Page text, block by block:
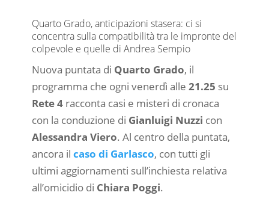
Quarto Grado, anticipazioni stasera: ci si
concentra sulla compatibilità tra le impronte del
colpevole e quelle di Andrea Sempio
Nuova puntata di Quarto Grado, il
programma che ogni venerdì alle 21.25 su
Rete 4 racconta casi e misteri di cronaca
con la conduzione di Gianluigi Nuzzi con
Alessandra Viero. Al centro della puntata,
ancora il caso di Garlasco, con tutti gli
ultimi aggiornamenti sull’inchiesta relativa
all’omicidio di Chiara Poggi.